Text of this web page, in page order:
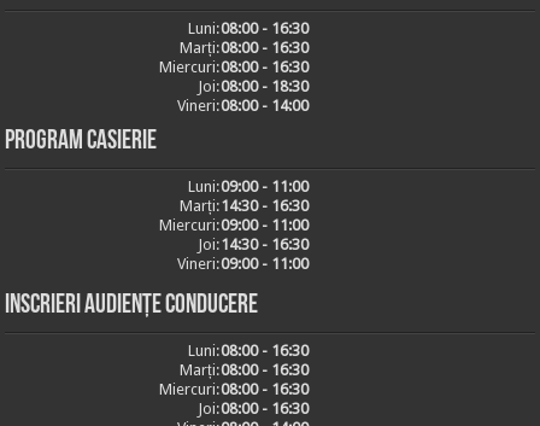
Luni:08:00 - 16:30
Marți:08:00 - 16:30
Miercuri:08:00 - 16:30
Joi:08:00 - 18:30
Vineri:08:00 - 14:00
Program casierie
Luni:09:00 - 11:00
Marți:14:30 - 16:30
Miercuri:09:00 - 11:00
Joi:14:30 - 16:30
Vineri:09:00 - 11:00
Inscrieri audiențe conducere
Luni:08:00 - 16:30
Marți:08:00 - 16:30
Miercuri:08:00 - 16:30
Joi:08:00 - 16:30